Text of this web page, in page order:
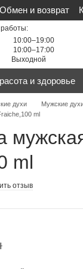
Обмен и возврат
10:00–19:00
10:00–17:00
Выходной
и здоровье
духи
Мужские
ml
ml
отзыв